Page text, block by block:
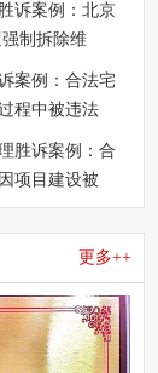
诉案例：北京
制拆除维
案例：合法宅
程中被违法
胜诉案例：合
项目建设被
更多++